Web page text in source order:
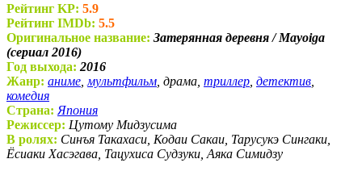
Рейтинг KP: 5.9
Рейтинг IMDb: 5.5
Оригинальное название: Затерянная деревня / Mayoiga
(сериал 2016)
Год выхода: 2016
Жанр: аниме мультфильм , драма, триллер детектив
комедия
Страна: Япония
Режиссер: Цутому Мидзусима
В ролях: Синъя Такахаси, Кодаи Сакаи, Тарусукэ Сингаки,
Ёсиаки Хасэгава, Тацухиса Судзуки, Аяка Симидзу